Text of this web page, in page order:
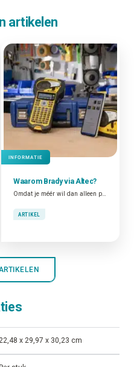
artikelen
INFORMATIE
Waarom Brady via Altec?
Omdat je méér wil dan alleen producten. Wij vertalen je toepassing naar de juiste Brady-oplossing, zorgen voor snelle levering, correcte plaatsing en maken je team vlot wegwijs.
ARTIKEL
22,48 x 29,97 x 30,23 cm